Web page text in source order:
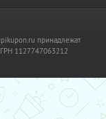
принадлежат
1127747063212